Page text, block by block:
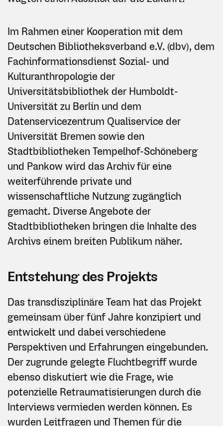
Im Rahmen einer Kooperation mit dem
Deutschen Bibliotheksverband e.V. (dbv), dem
Fachinformationsdienst Sozial- und
Kulturanthropologie der
Universitätsbibliothek der Humboldt-
Universität zu Berlin und dem
Datenservicezentrum Qualiservice der
Universität Bremen sowie den
Stadtbibliotheken Tempelhof-Schöneberg
und Pankow wird das Archiv für eine
weiterführende private und
wissenschaftliche Nutzung zugänglich
gemacht. Diverse Angebote der
Stadtbibliotheken bringen die Inhalte des
Archivs einem breiten Publikum näher.
Entstehung des Projekts
Das transdisziplinäre Team hat das Projekt
gemeinsam über fünf Jahre konzipiert und
entwickelt und dabei verschiedene
Perspektiven und Erfahrungen eingebunden.
Der zugrunde gelegte Fluchtbegriff wurde
ebenso diskutiert wie die Frage, wie
potenzielle Retraumatisierungen durch die
Interviews vermieden werden können. Es
wurden Leitfragen und Themen für die